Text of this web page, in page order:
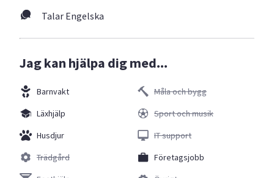
Talar Engelska
Jag kan hjälpa dig med...
Barnvakt
Läxhjälp
Husdjur
Trädgård
Måla och bygg
Sport och musik
IT support
Företagsjobb